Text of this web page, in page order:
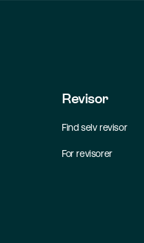
Revisor
Find selv revisor
For revisorer